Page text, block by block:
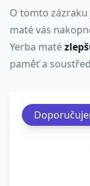
O tomto zázraku
maté vás
Yerba maté
paměť a